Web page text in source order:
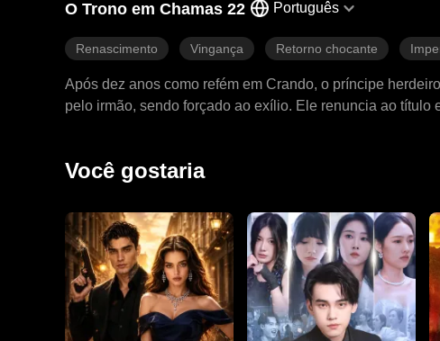
O Trono em Chamas 22 Português
Renascimento Vingança Retorno chocante
Após dez anos como refém em Crando, o príncipe
pelo irmão, sendo forçado ao exílio. Ele renuncia ao
Você gostaria